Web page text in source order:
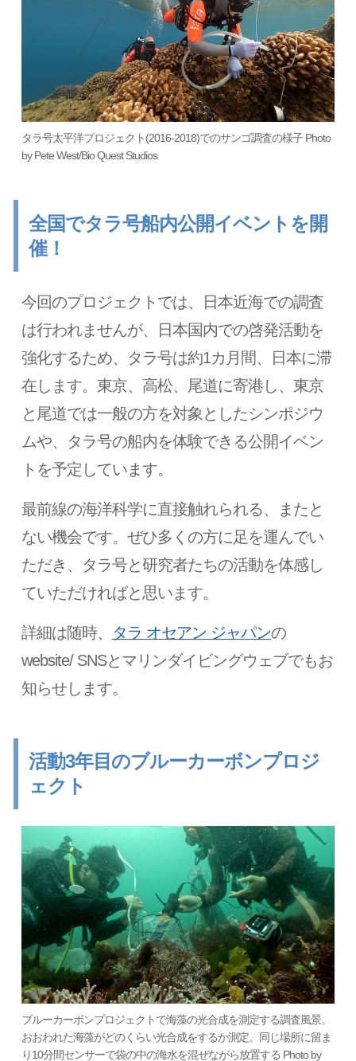
タラ号太平洋プロジェクト(2016-2018)でのサンゴ調査の様子 Photo
by Pete West/Bio Quest Studios
全国でタラ号船内公開イベントを開
催！
今回のプロジェクトでは、日本近海での調査
は行われませんが、日本国内での啓発活動を
強化するため、タラ号は約1カ月間、日本に滞
在します。東京、高松、尾道に寄港し、東京
と尾道では一般の方を対象としたシンポジウ
ムや、タラ号の船内を体験できる公開イベン
トを予定しています。
最前線の海洋科学に直接触れられる、またと
ない機会です。ぜひ多くの方に足を運んでい
ただき、タラ号と研究者たちの活動を体感し
ていただければと思います。
詳細は随時、 タラ オセアン ジャパンの
website/ SNSとマリンダイビングウェブでもお
知らせします。
活動3年目のブルーカーボンプロジ
ェクト
ブルーカーボンプロジェクトで海藻の光合成を測定する調査風景。
おおわれた海藻がどのくらい光合成をするか測定。同じ場所に留ま
り10分間センサーで袋の中の海水を混ぜながら放置する Photo by